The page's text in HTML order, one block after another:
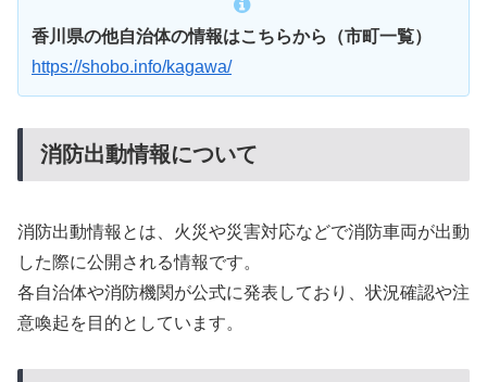
香川県の他自治体の情報はこちらから（市町一覧）
https://shobo.info/kagawa/
消防出動情報について
消防出動情報とは、火災や災害対応などで消防車両が出動
した際に公開される情報です。
各自治体や消防機関が公式に発表しており、状況確認や注
意喚起を目的としています。